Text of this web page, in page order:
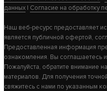
данных | Согласие на обработку
Наш веб-ресурс предоставляет
является публичной офертой,
Предоставленная информация
ознакомления. Вы соглашаетесь
Пожалуйста, обратите внимание
материалов. Для получения
свяжитесь с нами по указанным